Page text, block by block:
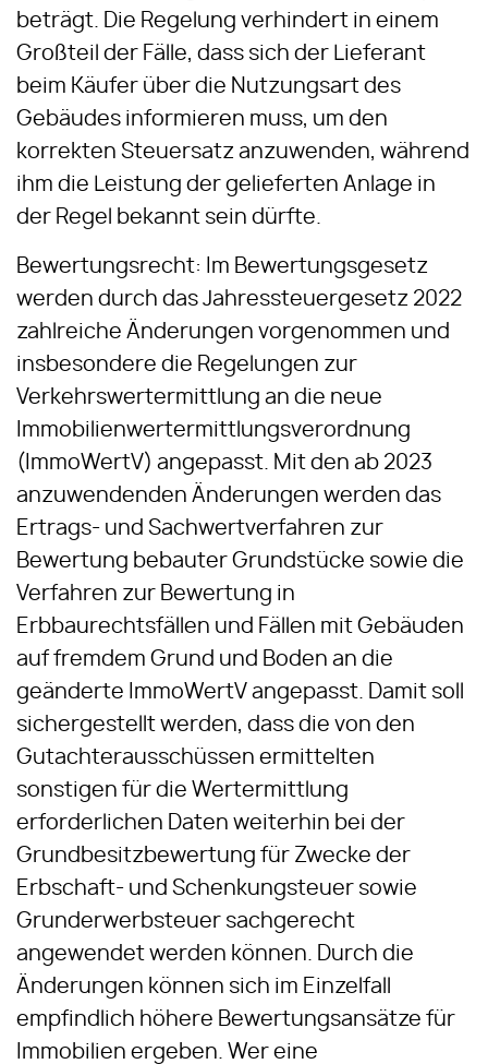
beträgt. Die Regelung verhindert in einem
Großteil der Fälle, dass sich der Lieferant
beim Käufer über die Nutzungsart des
Gebäudes informieren muss, um den
korrekten Steuersatz anzuwenden, während
ihm die Leistung der gelieferten Anlage in
der Regel bekannt sein dürfte.
Bewertungsrecht: Im Bewertungsgesetz
werden durch das Jahressteuergesetz 2022
zahlreiche Änderungen vorgenommen und
insbesondere die Regelungen zur
Verkehrswertermittlung an die neue
Immobilienwertermittlungsverordnung
(ImmoWertV) angepasst. Mit den ab 2023
anzuwendenden Änderungen werden das
Ertrags- und Sachwertverfahren zur
Bewertung bebauter Grundstücke sowie die
Verfahren zur Bewertung in
Erbbaurechtsfällen und Fällen mit Gebäuden
auf fremdem Grund und Boden an die
geänderte ImmoWertV angepasst. Damit soll
sichergestellt werden, dass die von den
Gutachterausschüssen ermittelten
sonstigen für die Wertermittlung
erforderlichen Daten weiterhin bei der
Grundbesitzbewertung für Zwecke der
Erbschaft- und Schenkungsteuer sowie
Grunderwerbsteuer sachgerecht
angewendet werden können. Durch die
Änderungen können sich im Einzelfall
empfindlich höhere Bewertungsansätze für
Immobilien ergeben. Wer eine